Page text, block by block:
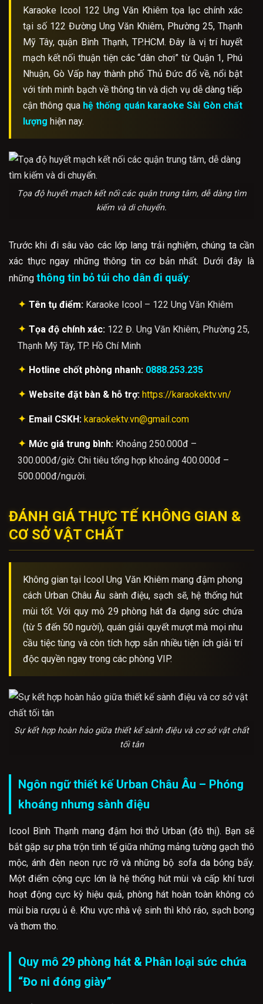
Karaoke Icool 122 Ung Văn Khiêm tọa lạc chính xác
tại số 122 Đường Ung Văn Khiêm, Phường 25, Thạnh
Mỹ Tây, quận Bình Thạnh, TP.HCM. Đây là vị trí huyết
mạch kết nối thuận tiện các “dân chơi” từ Quận 1, Phú
Nhuận, Gò Vấp hay thành phố Thủ Đức đổ về, nổi bật
với tính minh bạch về thông tin và dịch vụ dễ dàng tiếp
cận thông qua hệ thống quán karaoke Sài Gòn chất
lượng hiện nay.
Tọa độ huyết mạch kết nối các quận trung tâm, dễ dàng tìm
kiếm và di chuyển.
Trước khi đi sâu vào các lớp lang trải nghiệm, chúng ta cần
xác thực ngay những thông tin cơ bản nhất. Dưới đây là
những thông tin bỏ túi cho dân đi quẩy:
✦ Tên tụ điểm:Karaoke Icool – 122 Ung Văn Khiêm
✦ Tọa độ chính xác:122 Đ. Ung Văn Khiêm, Phường 25,
Thạnh Mỹ Tây, TP. Hồ Chí Minh
✦ Hotline chốt phòng nhanh: 0888.253.235
✦ Website đặt bàn & hỗ trợ: https://karaokektv.vn/
✦ Email CSKH: karaokektv.vn@gmail.com
✦ Mức giá trung bình:Khoảng 250.000đ –
300.000đ/giờ. Chi tiêu tổng hợp khoảng 400.000đ –
500.000đ/người.
ĐÁNH GIÁ THỰC TẾ KHÔNG GIAN &
CƠ SỞ VẬT CHẤT
Không gian tại Icool Ung Văn Khiêm mang đậm phong
cách Urban Châu Âu sành điệu, sạch sẽ, hệ thống hút
mùi tốt. Với quy mô 29 phòng hát đa dạng sức chứa
(từ 5 đến 50 người), quán giải quyết mượt mà mọi nhu
cầu tiệc tùng và còn tích hợp sẵn nhiều tiện ích giải trí
độc quyền ngay trong các phòng VIP.
Sự kết hợp hoàn hảo giữa thiết kế sành điệu và cơ sở vật chất
tối tân
Ngôn ngữ thiết kế Urban Châu Âu – Phóng
khoáng nhưng sành điệu
Icool Bình Thạnh mang đậm hơi thở Urban (đô thị). Bạn sẽ
bắt gặp sự pha trộn tinh tế giữa những mảng tường gạch thô
mộc, ánh đèn neon rực rỡ và những bộ sofa da bóng bẩy.
Một điểm cộng cực lớn là hệ thống hút mùi và cấp khí tươi
hoạt động cực kỳ hiệu quả, phòng hát hoàn toàn không có
mùi bia rượu ủ ê. Khu vực nhà vệ sinh thì khô ráo, sạch bong
và thơm tho.
Quy mô 29 phòng hát & Phân loại sức chứa
“Đo ni đóng giày”